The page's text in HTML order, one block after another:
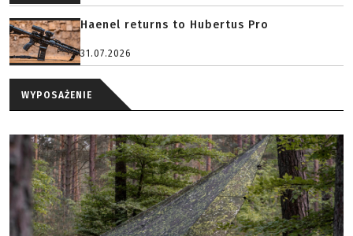
Haenel returns to Hubertus Pro
31.07.2026
WYPOSAŻENIE